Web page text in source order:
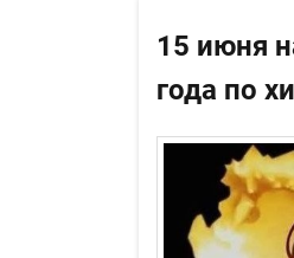
15 июня
года по